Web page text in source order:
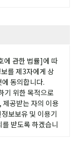
해 게시하고 이용
에 관한 법률, 정보
경우 회사는 적
서비스 초기화면
공지합니다.
는 한 변경 이전에
된 약관에 이의가
회원등록을 취 소
의 계속적인 서
주됩니다.
에 관한 법률]에 따
를 제3자에게 상
동의합니다.
기 위한 목적으로
제공받는 자의 이용
보보유 및 이용기
받도록 하겠습니